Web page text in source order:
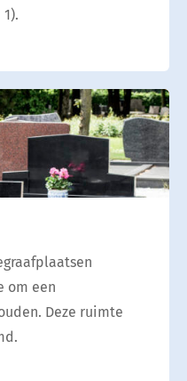
om een
Deze ruimte